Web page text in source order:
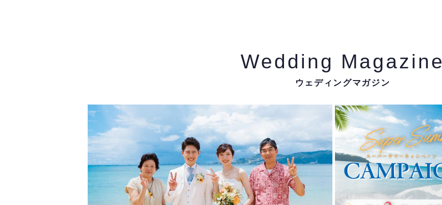
Wedding Magazine
ウェディングマガジン